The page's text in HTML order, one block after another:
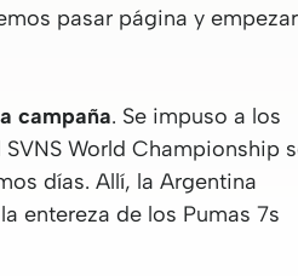
pasar página y
campaña. Se impuso a los
World Championship
días. Allí, la Argentina
entereza de los Pumas 7s